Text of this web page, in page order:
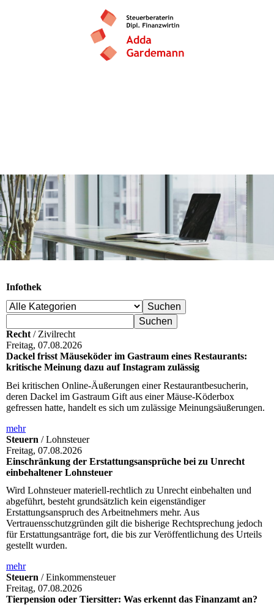
Infothek
Recht / Zivilrecht
Freitag, 07.08.2026
Dackel frisst Mäuseköder im Gastraum eines Restaurants:
kritische Meinung dazu auf Instagram zulässig
Bei kritischen Online-Äußerungen einer Restaurantbesucherin,
deren Dackel im Gastraum Gift aus einer Mäuse-Köderbox
gefressen hatte, handelt es sich um zulässige Meinungsäußerungen.
mehr
Steuern / Lohnsteuer
Freitag, 07.08.2026
Einschränkung der Erstattungsansprüche bei zu Unrecht
einbehaltener Lohnsteuer
Wird Lohnsteuer materiell-rechtlich zu Unrecht einbehalten und
abgeführt, besteht grundsätzlich kein eigenständiger
Erstattungsanspruch des Arbeitnehmers mehr. Aus
Vertrauensschutzgründen gilt die bisherige Rechtsprechung jedoch
für Erstattungsanträge fort, die bis zur Veröffentlichung des Urteils
gestellt wurden.
mehr
Steuern / Einkommensteuer
Freitag, 07.08.2026
Tierpension oder Tiersitter: Was erkennt das Finanzamt an?